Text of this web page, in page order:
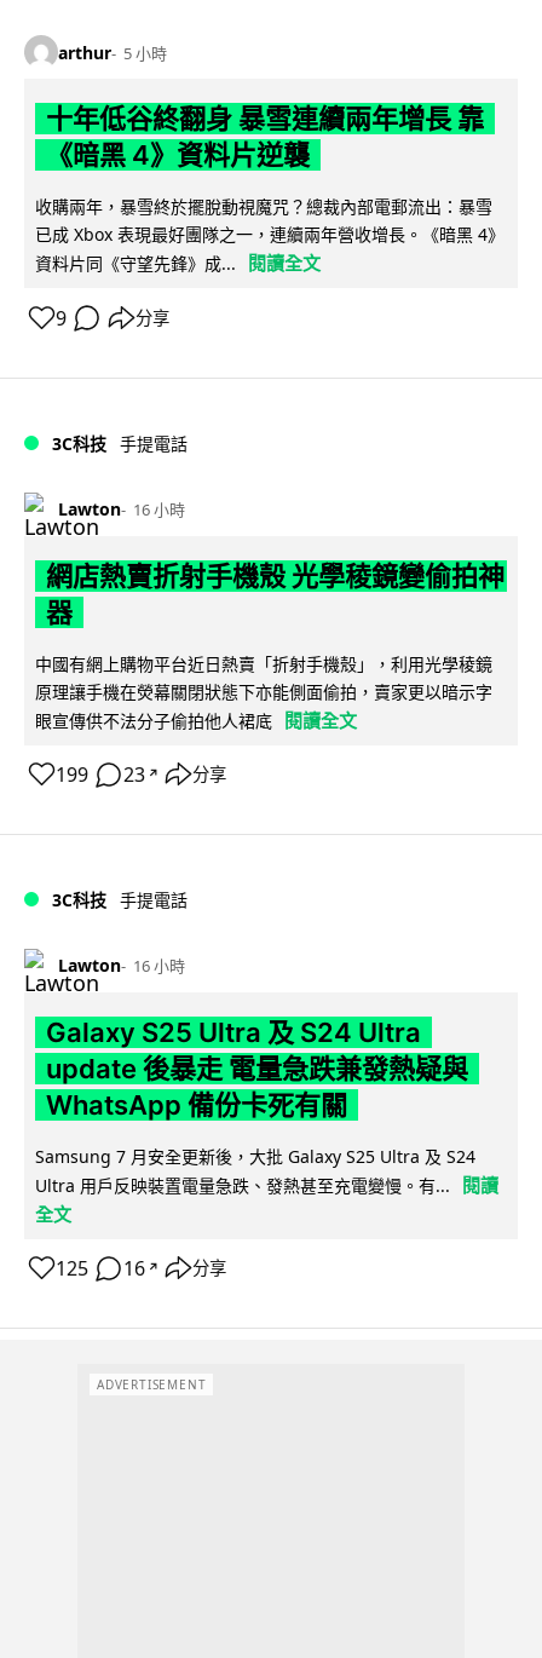
arthur 5 小時
十年低谷終翻身 暴雪連續兩年增長 靠
《暗黑 4》資料片逆襲
收購兩年，暴雪終於擺脫動視魔咒？總裁內部電郵流出：暴雪
已成 Xbox 表現最好團隊之一，連續兩年營收增長。《暗黑 4》
資料片同《守望先鋒》成...
閱讀全文
9 分享
3C科技 手提電話
Lawton 16 小時
網店熱賣折射手機殼 光學稜鏡變偷拍神
器
中國有網上購物平台近日熱賣「折射手機殼」，利用光學稜鏡
原理讓手機在熒幕關閉狀態下亦能側面偷拍，賣家更以暗示字
眼宣傳供不法分子偷拍他人裙底 閱讀全文
199 23 ↗ 分享
3C科技 手提電話
Lawton 16 小時
Galaxy S25 Ultra 及 S24 Ultra
update 後暴走 電量急跌兼發熱疑與
WhatsApp 備份卡死有關
Samsung 7 月安全更新後，大批 Galaxy S25 Ultra 及 S24
Ultra 用戶反映裝置電量急跌、發熱甚至充電變慢。有...
閱讀
全文
125 16 ↗ 分享
ADVERTISEMENT